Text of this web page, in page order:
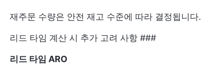
재주문 수량은 안전 재고 수준에 따라 결정됩니다.
리드 타임 계산 시 추가 고려 사항 ###
리드 타임 ARO